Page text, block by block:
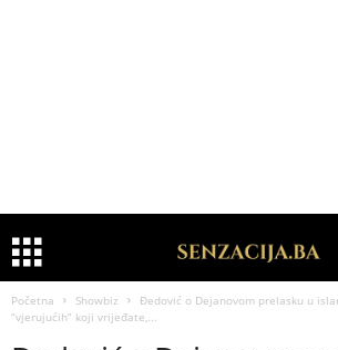
Početna Showbiz
Đedović o Dejanovom prelasku u
“vjerujućih” koji vrijeđate,...